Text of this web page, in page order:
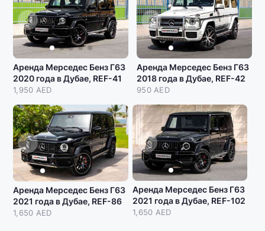
Аренда Мерседес Бенз Г63
2020 года в Дубае, REF-41
1,950 AED
Аренда Мерседес Бенз Г63
2018 года в Дубае, REF-42
950 AED
Аренда Мерседес Бенз Г63
2021 года в Дубае, REF-86
1,650 AED
Аренда Мерседес Бенз Г63
2021 года в Дубае, REF-102
1,650 AED